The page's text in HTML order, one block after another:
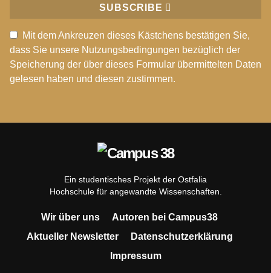
SUBSCRIBE
Mit dem Ankreuzen dieses Kästchens bestätigen Sie,
dass Sie unsere Nutzungsbedingungen bezüglich der
Speicherung der über dieses Formular übermittelten Daten
gelesen haben und diesen zustimmen.
Ein studentisches Projekt der Ostfalia
Hochschule für angewandte Wissenschaften.
Wir über uns
Autoren bei Campus38
Aktueller Newsletter
Datenschutzerklärung
Impressum